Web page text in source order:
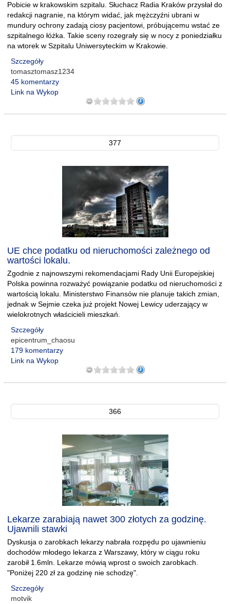
Pobicie w krakowskim szpitalu. Słuchacz Radia Kraków przysłał do
redakcji nagranie, na którym widać, jak mężczyźni ubrani w
mundury ochrony zadają ciosy pacjentowi, próbującemu wstać ze
szpitalnego łóżka. Takie sceny rozegrały się w nocy z poniedziałku
na wtorek w Szpitalu Uniwersyteckim w Krakowie.
Szczegóły
tomasztomasz1234
45 komentarzy
Link na Wykop
377
UE chce podatku od nieruchomości zależnego od
wartości lokalu.
Zgodnie z najnowszymi rekomendacjami Rady Unii Europejskiej
Polska powinna rozważyć powiązanie podatku od nieruchomości z
wartością lokalu. Ministerstwo Finansów nie planuje takich zmian,
jednak w Sejmie czeka już projekt Nowej Lewicy uderzający w
wielokrotnych właścicieli mieszkań.
Szczegóły
epicentrum_chaosu
179 komentarzy
Link na Wykop
366
Lekarze zarabiają nawet 300 złotych za godzinę.
Ujawnili stawki
Dyskusja o zarobkach lekarzy nabrała rozpędu po ujawnieniu
dochodów młodego lekarza z Warszawy, który w ciągu roku
zarobił 1.6mln. Lekarze mówią wprost o swoich zarobkach.
"Poniżej 220 zł za godzinę nie schodzę".
Szczegóły
motvik